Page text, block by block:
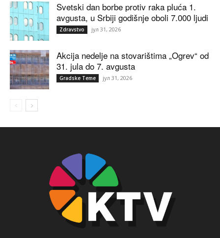
Svetski dan borbe protiv raka pluća 1.
avgusta, u Srbiji godišnje oboli 7.000 ljudi
Zdravstvo јул 31, 2026
Akcija nedelje na stovarištima „Ogrev“ od
31. jula do 7. avgusta
Gradske Teme јул 31, 2026